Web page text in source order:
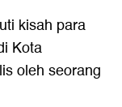
kisah para
Kota
oleh seorang